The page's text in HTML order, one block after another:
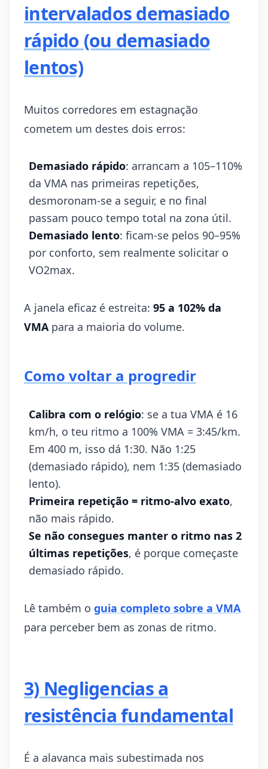
intervalados demasiado
rápido (ou demasiado
lentos)
Muitos corredores em estagnação
cometem um destes dois erros:
Demasiado rápido: arrancam a 105–110%
da VMA nas primeiras repetições,
desmoronam-se a seguir, e no final
passam pouco tempo total na zona útil.
Demasiado lento: ficam-se pelos 90–95%
por conforto, sem realmente solicitar o
VO2max.
A janela eficaz é estreita: 95 a 102% da
VMApara a maioria do volume.
Como voltar a progredir
Calibra com o relógio: se a tua VMA é 16
km/h, o teu ritmo a 100% VMA = 3:45/km.
Em 400 m, isso dá 1:30. Não 1:25
(demasiado rápido), nem 1:35 (demasiado
lento).
Primeira repetição = ritmo-alvo exato,
não mais rápido.
Se não consegues manter o ritmo nas 2
últimas repetições, é porque começaste
demasiado rápido.
Lê também o guia completo sobre a VMA
para perceber bem as zonas de ritmo.
3) Negligencias a
resistência fundamental
É a alavanca mais subestimada nos